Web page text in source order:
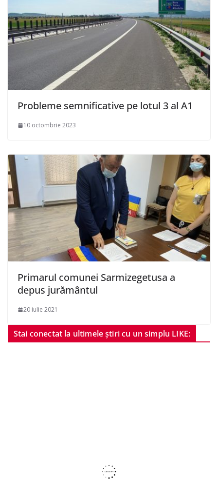
Probleme semnificative pe lotul 3 al A1
10 octombrie 2023
Primarul comunei Sarmizegetusa a
depus jurământul
20 iulie 2021
Stai conectat la ultimele știri cu un simplu LIKE: